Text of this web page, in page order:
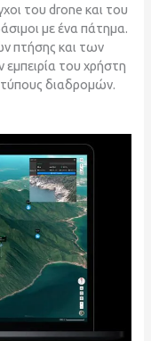
του drone και του
με ένα πάτημα.
πτήσης και των
του χρήστη
τύπους διαδρομών.